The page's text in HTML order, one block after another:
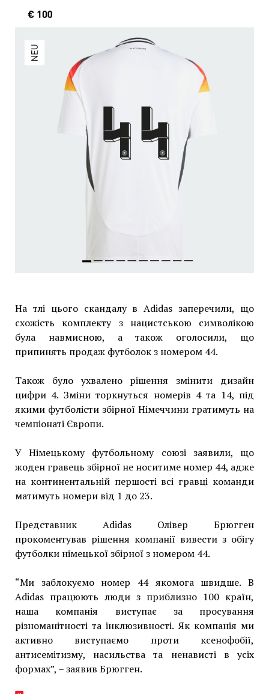
На тлі цього скандалу в Adidas заперечили, що
схожість комплекту з нацистською символікою
була навмисною, а також оголосили, що
припинять продаж футболок з номером 44.
Також було ухвалено рішення змінити дизайн
цифри 4. Зміни торкнуться номерів 4 та 14, під
якими футболісти збірної Німеччини гратимуть на
чемпіонаті Європи.
У Німецькому футбольному союзі заявили, що
жоден гравець збірної не носитиме номер 44, адже
на континентальній першості всі гравці команди
матимуть номери від 1 до 23.
Представник Adidas Олівер Брюгген
прокоментував рішення компанії вивести з обігу
футболки німецької збірної з номером 44.
“Ми заблокуємо номер 44 якомога швидше. В
Adidas працюють люди з приблизно 100 країн,
наша компанія виступає за просування
різноманітності та інклюзивності. Як компанія ми
активно виступаємо проти ксенофобії,
антисемітизму, насильства та ненависті в усіх
формах”, – заявив Брюгген.